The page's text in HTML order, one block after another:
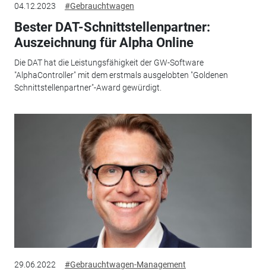
04.12.2023 #Gebrauchtwagen
Bester DAT-Schnittstellenpartner:
Auszeichnung für Alpha Online
Die DAT hat die Leistungsfähigkeit der GW-Software
"AlphaController" mit dem erstmals ausgelobten "Goldenen
Schnittstellenpartner"-Award gewürdigt.
29.06.2022 #Gebrauchtwagen-Management